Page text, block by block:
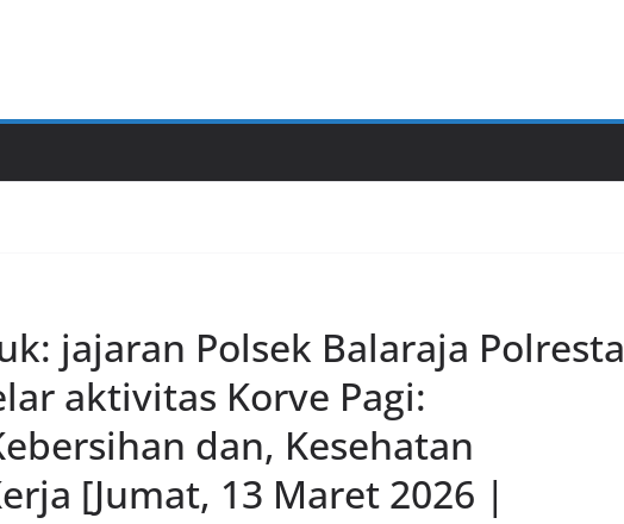
jajaran Polsek Balaraja Polresta
aktivitas Korve Pagi:
dan, Kesehatan
[Jumat, 13 Maret 2026 |